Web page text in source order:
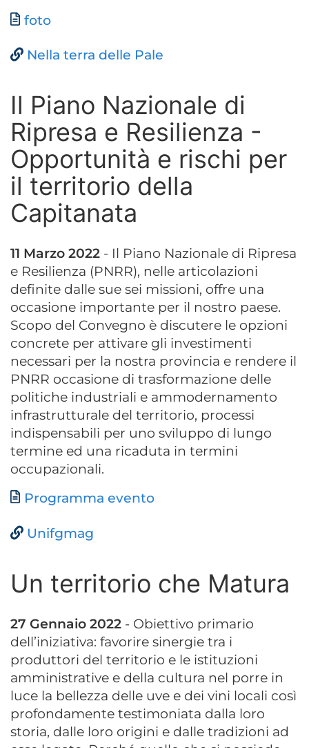
Documento
foto
Nella terra delle Pale
Il Piano Nazionale di
Ripresa e Resilienza -
Opportunità e rischi per
il territorio della
Capitanata
11 Marzo 2022 - Il Piano Nazionale di Ripresa
e Resilienza (PNRR), nelle articolazioni
definite dalle sue sei missioni, offre una
occasione importante per il nostro paese.
Scopo del Convegno è discutere le opzioni
concrete per attivare gli investimenti
necessari per la nostra provincia e rendere il
PNRR occasione di trasformazione delle
politiche industriali e ammodernamento
infrastrutturale del territorio, processi
indispensabili per uno sviluppo di lungo
termine ed una ricaduta in termini
occupazionali.
Documento
Programma evento
Unifgmag
Un territorio che Matura
27 Gennaio 2022 - Obiettivo primario
dell’iniziativa: favorire sinergie tra i
produttori del territorio e le istituzioni
amministrative e della cultura nel porre in
luce la bellezza delle uve e dei vini locali così
profondamente testimoniata dalla loro
storia, dalle loro origini e dalle tradizioni ad